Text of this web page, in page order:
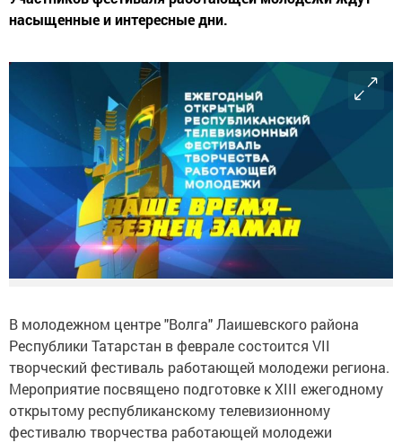
насыщенные и интересные дни.
В молодежном центре "Волга" Лаишевского района
Республики Татарстан в феврале состоится VII
творческий фестиваль работающей молодежи региона.
Мероприятие посвящено подготовке к XIII ежегодному
открытому республиканскому телевизионному
фестивалю творчества работающей молодежи